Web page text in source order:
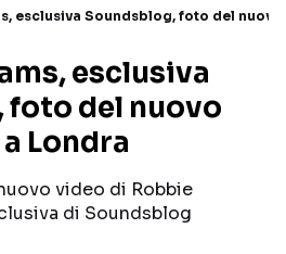
TESTI CANZONI
TOUR ED EVENTI
TALENT SHOW
esclusiva Soundsblog, foto del
esclusiva
foto del nuovo
Londra
video di Robbie
di Soundsblog